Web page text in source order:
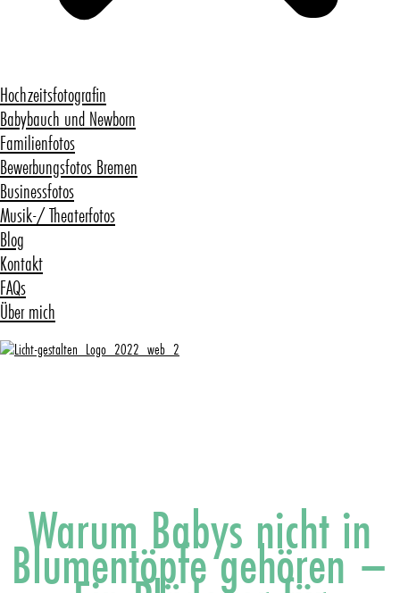
Hochzeitsfotografin
Babybauch und Newborn
Familienfotos
Bewerbungsfotos Bremen
Businessfotos
Musik-/ Theaterfotos
Blog
Kontakt
FAQs
Über mich
Warum Babys nicht in
Blumentöpfe gehören –